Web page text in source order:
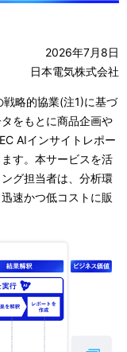
2026年7月8日
日本電気株式会社
略的協業(注1)に基づ
をもとに商品企画や
AIインサイトレポー
す。本サービスを活
グ担当者は、分析環
速かつ低コストに販